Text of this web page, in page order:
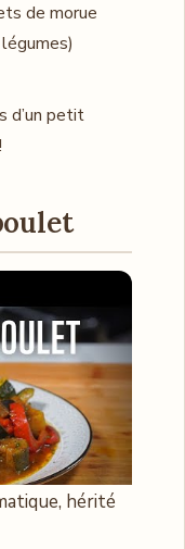
de morue
d’un petit
hérité